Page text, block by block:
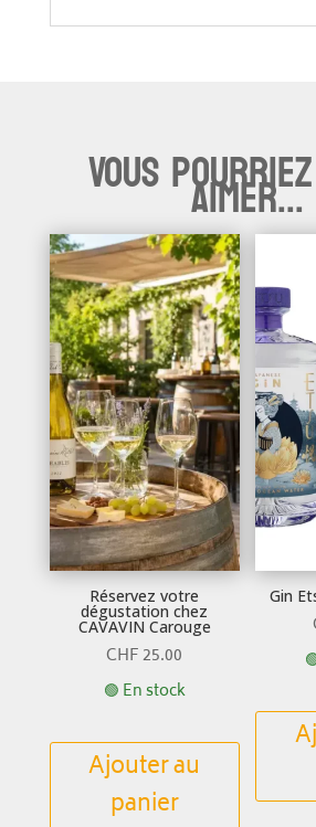
Vous aimer...
Réservez votre
dégustation chez
CAVAVIN Carouge
CHF25.00
🟢 En stock
Ajouter au
panier
Gin